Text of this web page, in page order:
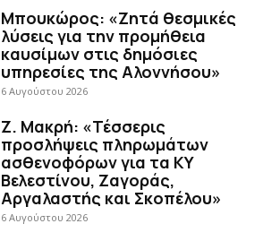
Μπουκώρος: «Ζητά θεσμικές
λύσεις για την προμήθεια
καυσίμων στις δημόσιες
υπηρεσίες της Αλοννήσου»
6 Αυγούστου 2026
Ζ. Μακρή: «Τέσσερις
προσλήψεις πληρωμάτων
ασθενοφόρων για τα ΚΥ
Βελεστίνου, Ζαγοράς,
Αργαλαστής και Σκοπέλου»
6 Αυγούστου 2026